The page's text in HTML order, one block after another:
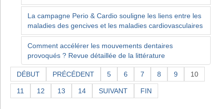
La campagne Perio & Cardio souligne les liens entre les
maladies des gencives et les maladies cardiovasculaires
Comment accélérer les mouvements dentaires
provoqués ? Revue détaillée de la littérature
DÉBUT PRÉCÉDENT 5 6 7 8 9 10
11 12 13 14 SUIVANT FIN